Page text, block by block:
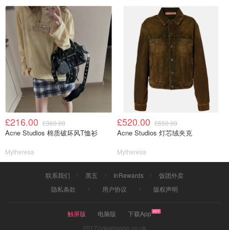
£216.00 £360.00
Acne Studios 棉质破坏风T恤衫
Mytheresa
£520.00 £650.00
Acne Studios 灯芯绒夹克
Mytheresa
联系我们 黑五 InRewards
饭团外卖
隐私条款
用户协议 版权声明
触屏版 电脑版
下载App
2017©dealmoon.co.uk